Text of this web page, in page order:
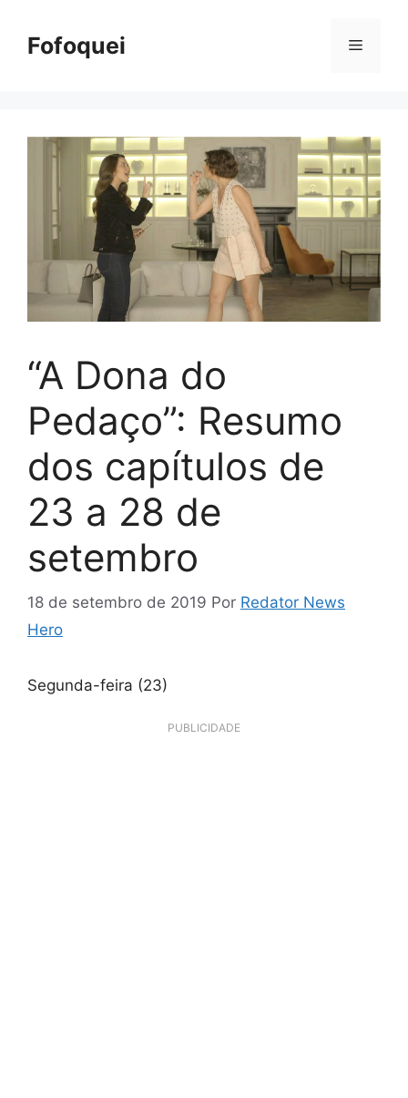
paraFofoquei Menu
“A Dona do
Pedaço”: Resumo
dos capítulos de
23 a 28 de
setembro
18 de setembro de 2019 Por Redator News
Hero
Segunda-feira (23)
PUBLICIDADE